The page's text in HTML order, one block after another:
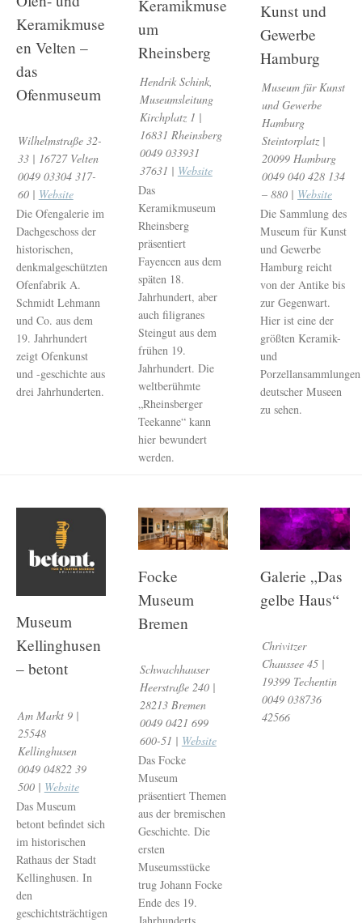
Keramikmuse
en Velten –
das
Ofenmuseum
Wilhelmstraße 32-
33 | 16727 Velten
0049 03304 317-
60 | Website
Die Ofengalerie im
Dachgeschoss der
historischen,
denkmalgeschützten
Ofenfabrik A.
Schmidt Lehmann
und Co. aus dem
19. Jahrhundert
zeigt Ofenkunst
und -geschichte aus
drei Jahrhunderten.
Keramikmuse
um
Rheinsberg
Hendrik Schink,
Museumsleitung
Kirchplatz 1 |
16831 Rheinsberg
0049 033931
37631 | Website
Das
Keramikmuseum
Rheinsberg
präsentiert
Fayencen aus dem
späten 18.
Jahrhundert, aber
auch filigranes
Steingut aus dem
frühen 19.
Jahrhundert. Die
weltberühmte
„Rheinsberger
Teekanne“ kann
hier bewundert
werden.
Kunst und
Gewerbe
Hamburg
Museum für Kunst
und Gewerbe
Hamburg
Steintorplatz |
20099 Hamburg
0049 040 428 134
– 880 | Website
Die Sammlung des
Museum für Kunst
und Gewerbe
Hamburg reicht
von der Antike bis
zur Gegenwart.
Hier ist eine der
größten Keramik-
und
Porzellansammlungen
deutscher Museen
zu sehen.
Museum
Kellinghusen
– betont
Am Markt 9 |
25548
Kellinghusen
0049 04822 39
500 | Website
Das Museum
betont befindet sich
im historischen
Rathaus der Stadt
Kellinghusen. In
den
geschichtsträchtigen
Focke
Museum
Bremen
Schwachhauser
Heerstraße 240 |
28213 Bremen
0049 0421 699
600-51 | Website
Das Focke
Museum
präsentiert Themen
aus der bremischen
Geschichte. Die
ersten
Museumsstücke
trug Johann Focke
Ende des 19.
Galerie „Das
gelbe Haus“
Chrivitzer
Chaussee 45 |
19399 Techentin
0049 038736
42566